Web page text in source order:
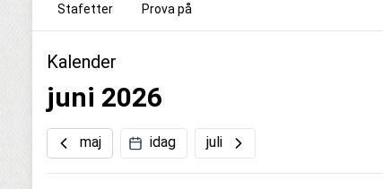
Stafetter Prova på
Kalender
juni 2026
maj idag juli